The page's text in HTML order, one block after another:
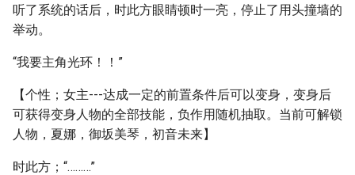
听了系统的话后，时此方眼睛顿时一亮，停止了用头撞墙的
举动。
“我要主角光环！！”
【个性；女主---达成一定的前置条件后可以变身，变身后
可获得变身人物的全部技能，负作用随机抽取。当前可解锁
人物，夏娜，御坂美琴，初音未来】
时此方；“………”